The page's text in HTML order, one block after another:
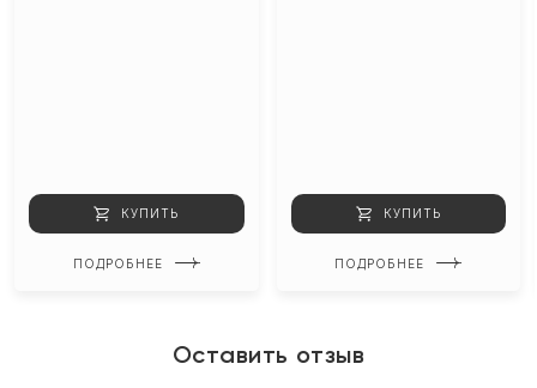
КУПИТЬ
ПОДРОБНЕЕ
КУПИТЬ
ПОДРОБНЕЕ
Оставить отзыв